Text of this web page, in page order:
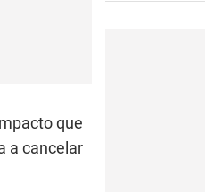
que
a cancelar